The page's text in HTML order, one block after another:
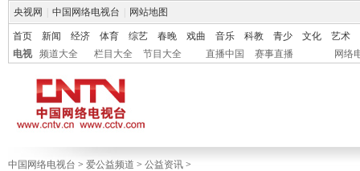
央视网 中国网络电视台 网站地图
首页 新闻 经济 体育 综艺 春晚 戏曲 音乐 科教 青少 文化
艺术
电视
频道大全 栏目大全 节目大全 直播中国 赛事直播 网络
中国网络电视台 > 爱公益频道 > 公益资讯 >